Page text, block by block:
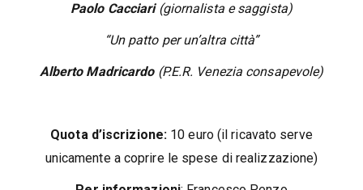
Paolo Cacciari (giornalista e saggista)
“Un patto per un’altra città”
Alberto Madricardo (P.E.R. Venezia consapevole)
Quota d’iscrizione: 10 euro (il ricavato serve
unicamente a coprire le spese di realizzazione)